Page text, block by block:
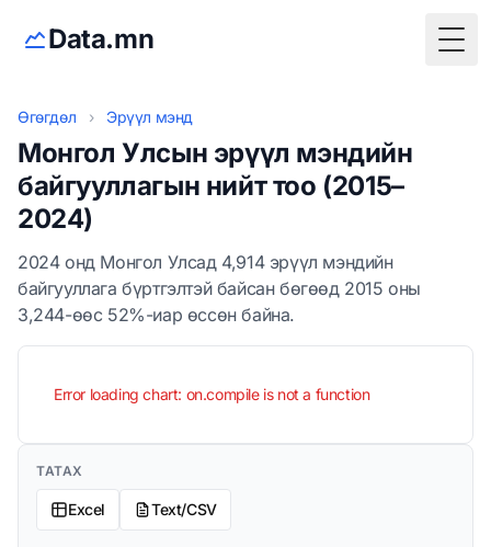
Data.mn
Өгөгдөл › Эрүүл мэнд
Монгол Улсын эрүүл мэндийн
байгууллагын нийт тоо (2015–
2024)
2024 онд Монгол Улсад 4,914 эрүүл мэндийн
байгууллага бүртгэлтэй байсан бөгөөд 2015 оны
3,244-өөс 52%-иар өссөн байна.
Error loading chart: on.compile is not a function
ТАТАХ
Excel Text/CSV